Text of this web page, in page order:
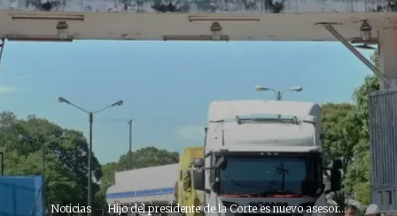
Noticias Hijo del presidente de la Corte es nuevo asesor...